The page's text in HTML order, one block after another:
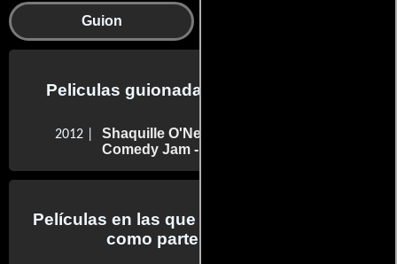
Guion
Peliculas guionadas por Jay Pharoah
2012 |
Shaquille O'Neal Presents: All Star
Comedy Jam - Live from Orlando
Películas en las que Jay Pharoah trabajo
como parte del reparto